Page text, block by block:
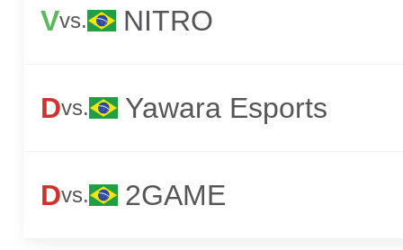
Vvs. NITRO
Dvs. Yawara Esports
Dvs. 2GAME